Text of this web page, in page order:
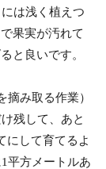
は浅く植えつ
果実が汚れて
と良いです。
み取る作業）
残して、あと
にして育てるよ
平方メートルあ